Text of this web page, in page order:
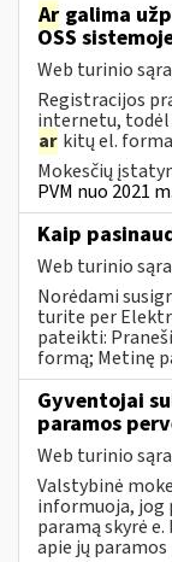
Ar galima
OSS
Web turinio
Registracijos
internetu, todėl
ar kitų el.
Mokesčių
PVM nuo 2021
Kaip
Web turinio
Norėdami
turite per
pateikti:
formą; Metinę
Gyventojai
paramos
Web turinio
Valstybinė
informuoja, jog
paramą skyrė
apie jų paramos